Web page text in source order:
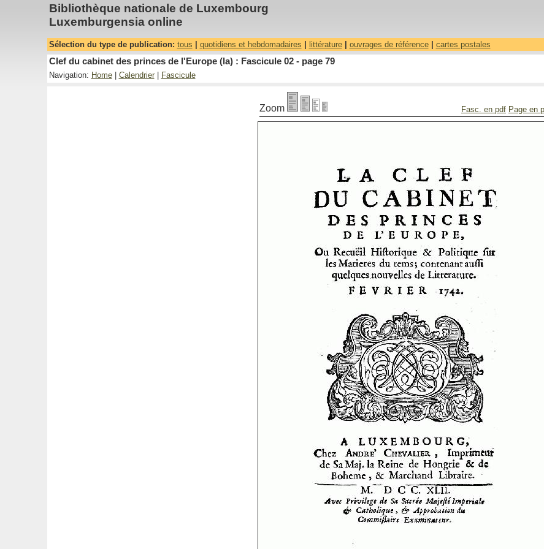
Bibliothèque nationale de Luxembourg
Luxemburgensia online
Sélection du type de publication: tous quotidiens et hebdomadaires littérature| ouvrages de référence| cartes postales
Clef du cabinet des princes de l'Europe (la) : Fascicule 02 - page 79
Navigation: Home| Calendrier| Fascicule
Zoom Fasc. en pdf Page en